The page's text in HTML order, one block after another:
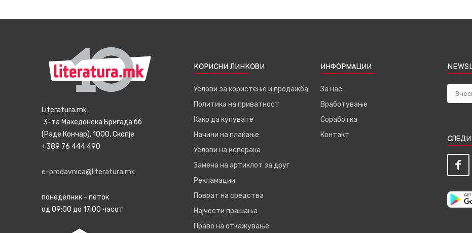
Literatura.mk
3-та Македонска Бригада бб
(Раде Кончар), 1000, Скопје
+389 76 444 490
e-prodavnica@literatura.mk
понеделник - петок
од 09:00 до 17:00 часот
КОРИСНИ ЛИНКОВИ
Услови за користење и продажба
Политика на приватност
Како да купувате
Начини на плаќање
Услови на испорака
Замена на артиклот за друг
Рекламации
Поврат на средства
Најчести прашања
Право на откажување
ИНФОРМАЦИИ
За нас
Вработување
Соработка
Контакт